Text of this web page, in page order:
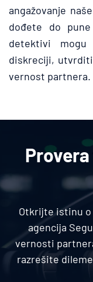
angažovanje
dođete do
detektivi
diskreciji,
vernost partnera.
Otkrijte istinu o
agencija
vernosti
razrešite